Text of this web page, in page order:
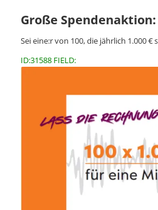
Große Spendenaktion:
Sei eine:r von 100, die jährlich 1.000
ID:31588 FIELD: